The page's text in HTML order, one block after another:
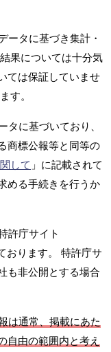
ータに基づき集計・
果については十分気
ては保証していませ
す。
に基づいており、
商標公報等と同等の
して 」に記載されて
める手続きを行うか
許庁サイト
おります。 特許庁サ
も非公開とする場合
は通常、掲載にあた
自由の範囲内と考え